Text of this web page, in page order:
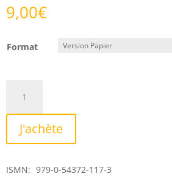
9,00€
Format
Tensions
J'achète
ISMN: 979-0-54372-117-3